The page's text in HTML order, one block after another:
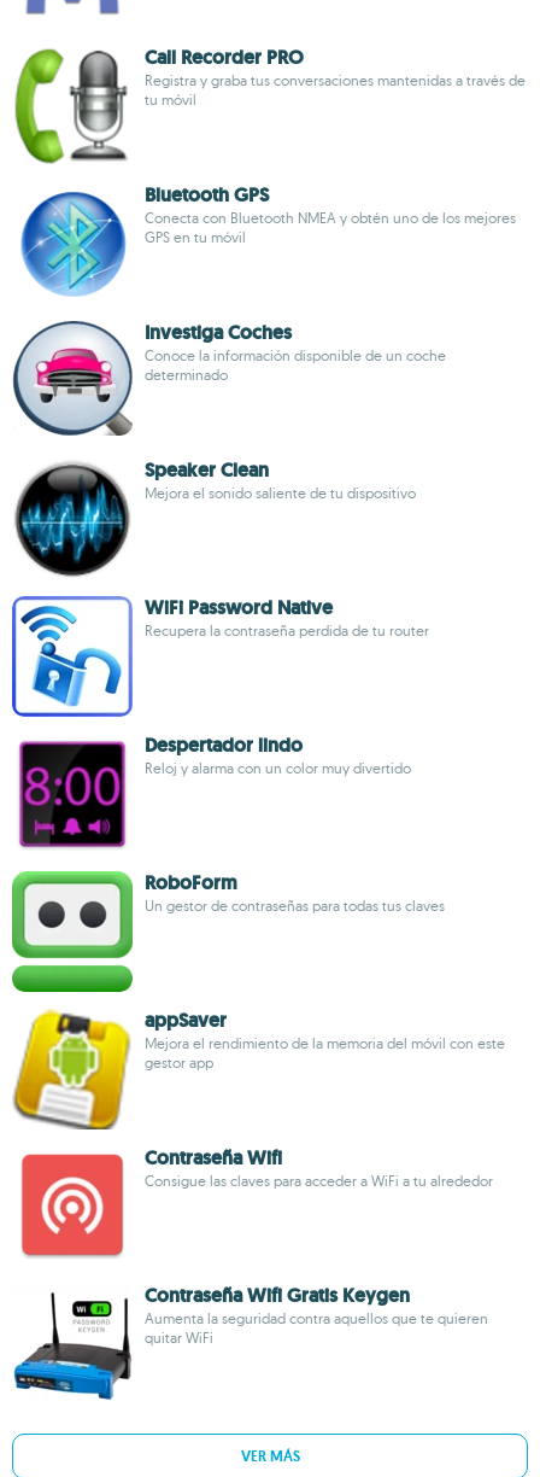
Call Recorder PRO
Registra y graba tus conversaciones mantenidas a través de
tu móvil
Bluetooth GPS
Conecta con Bluetooth NMEA y obtén uno de los mejores
GPS en tu móvil
Investiga Coches
Conoce la información disponible de un coche
determinado
Speaker Clean
Mejora el sonido saliente de tu dispositivo
WiFi Password Native
Recupera la contraseña perdida de tu router
Despertador lindo
Reloj y alarma con un color muy divertido
RoboForm
Un gestor de contraseñas para todas tus claves
appSaver
Mejora el rendimiento de la memoria del móvil con este
gestor app
Contraseña Wifi
Consigue las claves para acceder a WiFi a tu alrededor
Contraseña Wifi Gratis Keygen
Aumenta la seguridad contra aquellos que te quieren
quitar WiFi
VER MÁS